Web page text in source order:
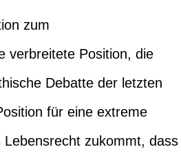
zum
verbreitete Position, die
Debatte der letzten
für eine extreme
zukommt, dass